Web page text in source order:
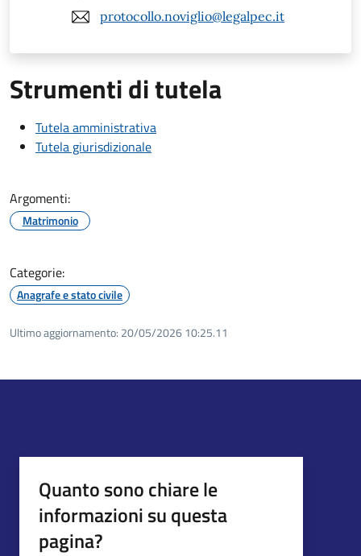
protocollo.noviglio@legalpec.it
Strumenti di tutela
Tutela amministrativa
Tutela giurisdizionale
Argomenti:
Matrimonio
Categorie:
Anagrafe e stato civile
Ultimo aggiornamento: 20/05/2026 10:25.11
Quanto sono chiare le
informazioni su questa
pagina?